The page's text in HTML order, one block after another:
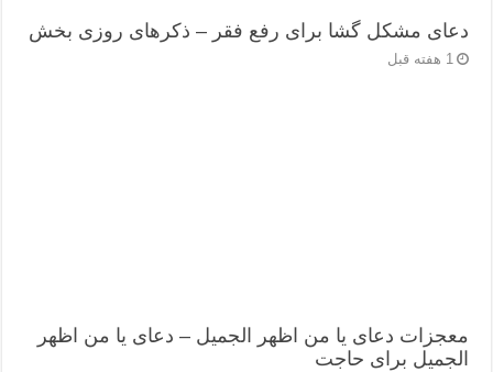
دعای مشکل گشا برای رفع فقر – ذکرهای روزی‌ بخش
1 هفته قبل
معجزات دعای یا من اظهر الجمیل – دعای یا من اظهر
الجمیل برای حاجت